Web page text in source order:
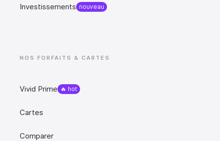
Investissements nouveau
NOS FORFAITS & CARTES
Vivid Prime 🔥 hot
Cartes
Comparer